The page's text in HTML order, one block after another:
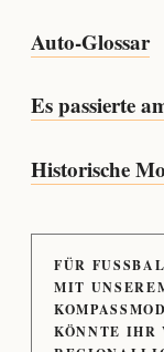
Auto-Glossar
Es passierte
Historische
FÜR
MIT
KÖNNTE IHR